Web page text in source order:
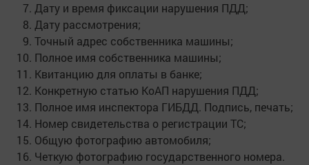
Дату и время фиксации нарушения ПДД;
Дату рассмотрения;
Точный адрес собственника машины;
Полное имя собственника машины;
Квитанцию для оплаты в банке;
Конкретную статью КоАП нарушения ПДД;
Полное имя инспектора ГИБДД. Подпись, печать;
Номер свидетельства о регистрации ТС;
Общую фотографию автомобиля;
Четкую фотографию государственного номера.